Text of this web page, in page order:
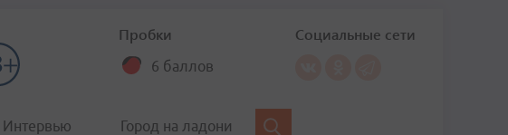
Пробки
6 баллов
Социальные сети
Интервью Город на ладони